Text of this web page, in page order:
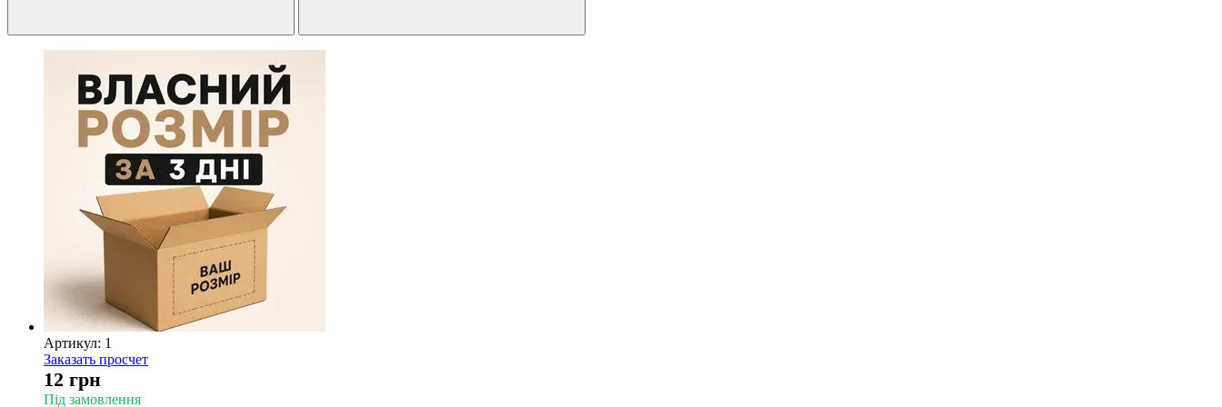
Артикул: 1
Заказать просчет
12 грн
Під замовлення